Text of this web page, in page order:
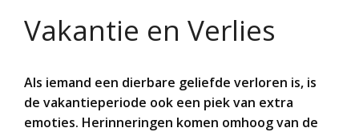
Vakantie en Verlies
Als iemand een dierbare geliefde verloren is, is
de vakantieperiode ook een piek van extra
emoties. Herinneringen komen omhoog van de